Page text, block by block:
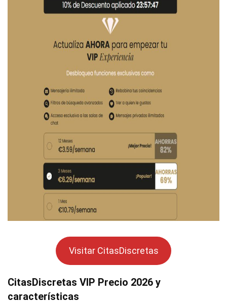
Visitar CitasDiscretas
CitasDiscretas VIP Precio 2026 y
características